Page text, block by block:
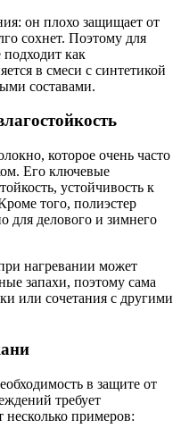
он плохо защищает от
сохнет. Поэтому для
как
в смеси с синтетикой
составами.
которое очень часто
Его ключевые
устойчивость к
того, полиэстер
для делового и зимнего
нагревании может
запахи, поэтому сама
или сочетания с другими
в защите от
требует
несколько примеров: